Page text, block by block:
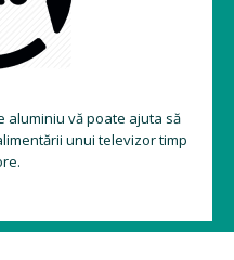
aluminiu vă poate ajuta să
unui televizor timp